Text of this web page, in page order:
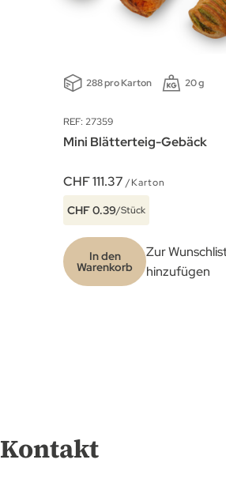
288 pro Karton 20 g
REF: 27359
Mini Blätterteig-Gebäck
CHF 111.37 /Karton
CHF 0.39/Stück
In den
Warenkorb
Zur
hinzufügen
Kontakt